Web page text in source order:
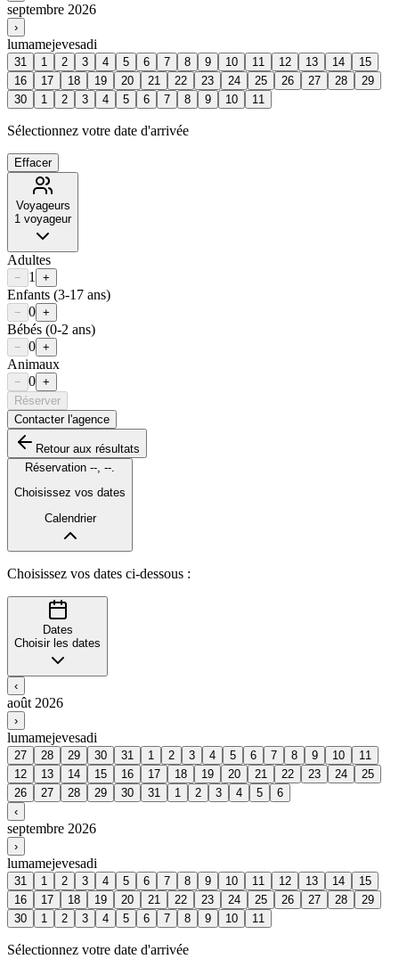
septembre 2026
›
lumamejevesadi
31 1 2 3 4 5 6 7 8 9 10 11 12 13 14
15
16
17 18 19 20 21 22 23 24 25 26 27 28
29
30
1 2 3 4 5 6 7 8 9 10 11
Sélectionnez votre date d'arrivée
Effacer
Voyageurs
1 voyageur
Adultes
− 1 +
Enfants (3-17 ans)
− 0 +
Bébés (0-2 ans)
− 0 +
Animaux
− 0 +
Réserver
Contacter l'agence
Retour aux résultats
Réservation -- --
Choisissez vos dates
Calendrier
Choisissez vos dates ci-dessous :
Dates
Choisir les dates
‹
août 2026
›
lumamejevesadi
27 28 29 30 31 1 2 3 4 5 6 7 8 9 10
11
12
13 14 15 16 17 18 19 20 21 22 23 24
25
26
27 28 29 30 31 1 2 3 4 5
6
‹
septembre 2026
›
lumamejevesadi
31 1 2 3 4 5 6 7 8 9 10 11 12 13 14
15
16
17 18 19 20 21 22 23 24 25 26 27 28
29
30
1 2 3 4 5 6 7 8 9 10 11
Sélectionnez votre date d'arrivée